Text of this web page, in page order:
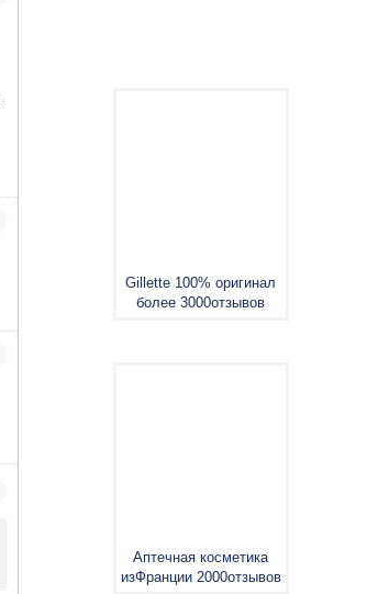
Gillette 100% оригинал
более 3000отзывов
Аптечная косметика
изФранции 2000отзывов